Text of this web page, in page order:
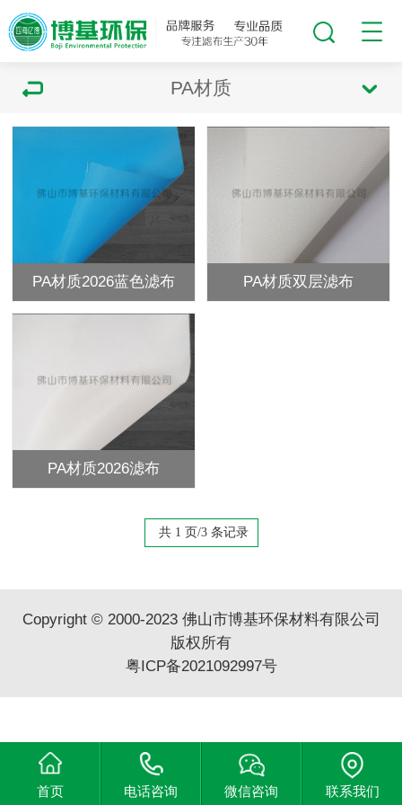
PA材质
PA材质2026蓝色滤布 PA材质双层滤布
PA材质2026滤布
共 1 页/3 条记录
Copyright © 2000-2023 佛山市博基环保材料有限公司
版权所有
粤ICP备2021092997号
首页 电话咨询 微信咨询 联系我们